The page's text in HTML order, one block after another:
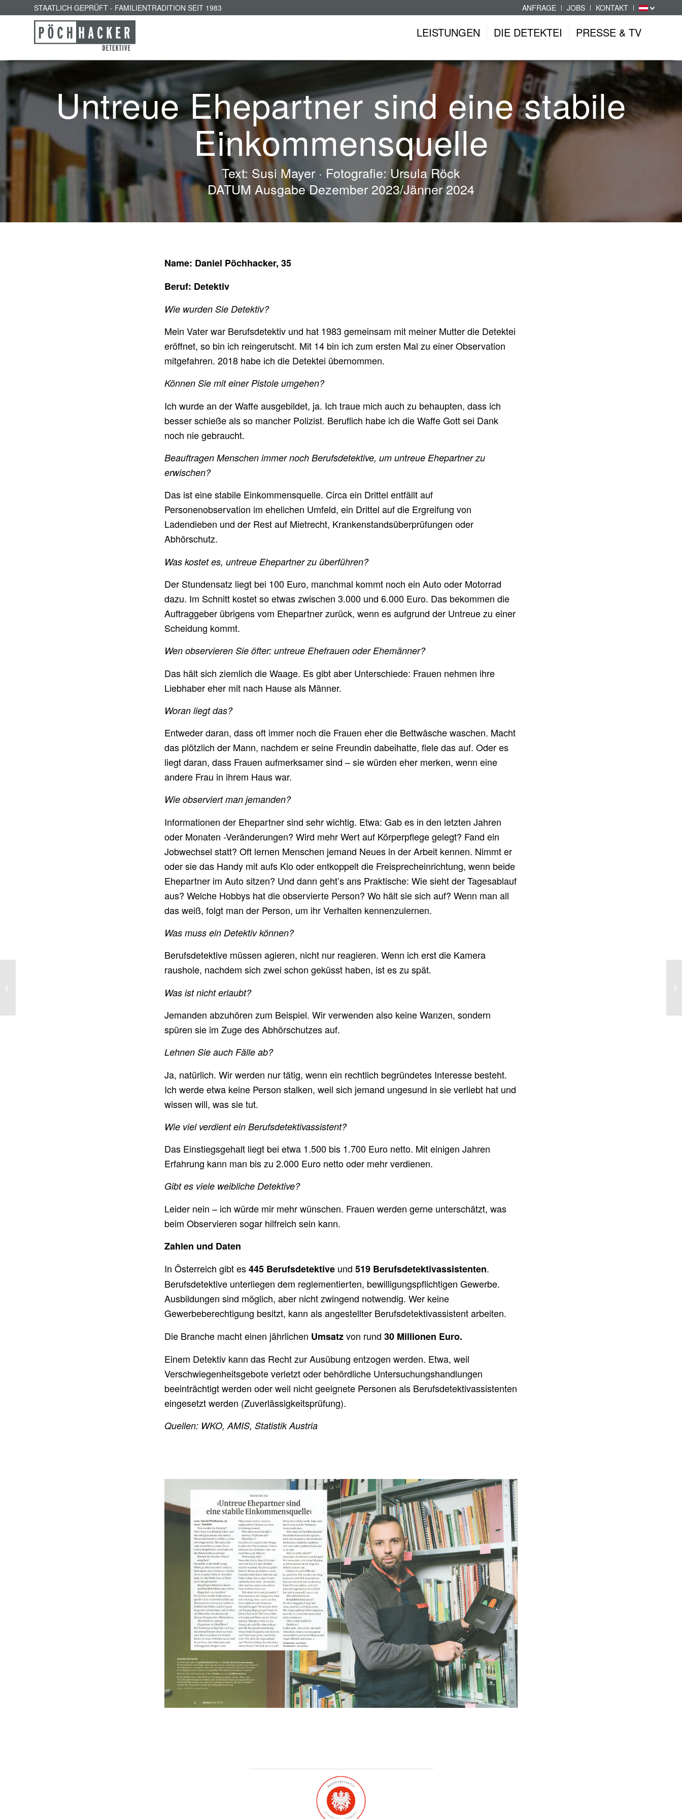
ANFRAGE JOBS KONTAKT
STAATLICH GEPRÜFT - FAMILIENTRADITION SEIT 1983
LEISTUNGEN DIE DETEKTEI PRESSE & TV
Untreue Ehepartner sind eine stabile
Einkommensquelle
Text: Susi Mayer · Fotografie: Ursula Röck
DATUM Ausgabe Dezember 2023/Jänner 2024
Name: Daniel Pöchhacker, 35
Beruf: Detektiv
Wie wurden Sie Detektiv?
Mein Vater war Berufsdetektiv und hat 1983 gemeinsam mit meiner Mutter die Detektei
eröffnet, so bin ich reingerutscht. Mit 14 bin ich zum ersten Mal zu einer Observation
mitgefahren. 2018 habe ich die Detektei übernommen.
Können Sie mit einer Pistole umgehen?
Ich wurde an der Waffe ausgebildet, ja. Ich traue mich auch zu behaupten, dass ich
besser schieße als so mancher Polizist. Beruflich habe ich die Waffe Gott sei Dank
noch nie gebraucht.
Beauftragen Menschen immer noch Berufsdetektive, um untreue Ehepartner zu
erwischen?
Das ist eine stabile Einkommensquelle. Circa ein Drittel entfällt auf
Personenobservation im ehelichen Umfeld, ein Drittel auf die Ergreifung von
Ladendieben und der Rest auf Mietrecht, Krankenstandsüberprüfungen oder
Abhörschutz.
Was kostet es, untreue Ehepartner zu überführen?
Der Stundensatz liegt bei 100 Euro, manchmal kommt noch ein Auto oder Motorrad
dazu. Im Schnitt kostet so etwas zwischen 3.000 und 6.000 Euro. Das bekommen die
Auftraggeber übrigens vom Ehepartner zurück, wenn es aufgrund der Untreue zu einer
Scheidung kommt.
Wen observieren Sie öfter: untreue Ehefrauen oder Ehemänner?
Das hält sich ziemlich die Waage. Es gibt aber Unterschiede: Frauen nehmen ihre
Liebhaber eher mit nach Hause als Männer.
Woran liegt das?
Entweder daran, dass oft immer noch die Frauen eher die Bettwäsche waschen. Macht
das plötzlich der Mann, nachdem er seine Freundin dabeihatte, fiele das auf. Oder es
liegt daran, dass Frauen aufmerksamer sind – sie würden eher merken, wenn eine
andere Frau in ihrem Haus war.
Wie observiert man jemanden?
Informationen der Ehepartner sind sehr wichtig. Etwa: Gab es in den letzten Jahren
oder Monaten -Veränderungen? Wird mehr Wert auf Körperpflege gelegt? Fand ein
Jobwechsel statt? Oft lernen Menschen jemand Neues in der Arbeit kennen. Nimmt er
oder sie das Handy mit aufs Klo oder entkoppelt die Freisprecheinrichtung, wenn beide
Ehepartner im Auto sitzen? Und dann geht’s ans Praktische: Wie sieht der Tagesablauf
aus? Welche Hobbys hat die observierte Person? Wo hält sie sich auf? Wenn man all
das weiß, folgt man der Person, um ihr Verhalten kennenzulernen.
Was muss ein Detektiv können?
Berufsdetektive müssen agieren, nicht nur reagieren. Wenn ich erst die Kamera
raushole, nachdem sich zwei schon geküsst haben, ist es zu spät.
Was ist nicht erlaubt?
Jemanden abzuhören zum Beispiel. Wir verwenden also keine Wanzen, sondern
spüren sie im Zuge des Abhörschutzes auf.
Lehnen Sie auch Fälle ab?
Ja, natürlich. Wir werden nur tätig, wenn ein rechtlich begründetes Interesse besteht.
Ich werde etwa keine Person stalken, weil sich jemand ungesund in sie verliebt hat und
wissen will, was sie tut.
Wie viel verdient ein Berufsdetektivassistent?
Das Einstiegsgehalt liegt bei etwa 1.500 bis 1.700 Euro netto. Mit einigen Jahren
Erfahrung kann man bis zu 2.000 Euro netto oder mehr verdienen.
Gibt es viele weibliche Detektive?
Leider nein – ich würde mir mehr wünschen. Frauen werden gerne unterschätzt, was
beim Observieren sogar hilfreich sein kann.
Zahlen und Daten
In Österreich gibt es445 Berufsdetektiveund 519 Berufsdetektivassistenten.
Berufsdetektive unterliegen dem reglementierten, bewilligungspflichtigen Gewerbe.
Ausbildungen sind möglich, aber nicht zwingend notwendig. Wer keine
Gewerbeberechtigung besitzt, kann als angestellter Berufsdetektivassistent arbeiten.
Die Branche macht einen jährlichen Umsatzvon rund 30 Millionen Euro.
Einem Detektiv kann das Recht zur Ausübung entzogen werden. Etwa, weil
Verschwiegenheitsgebote verletzt oder behördliche Untersuchungshandlungen
beeinträchtigt werden oder weil nicht geeignete Personen als Berufsdetektivassistenten
eingesetzt werden (Zuverlässigkeitsprüfung).
Quellen: WKO, AMIS, Statistik Austria